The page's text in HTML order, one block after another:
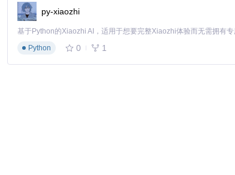
：不要随意修改不了解的配置项，以免影响系统稳定性。
py-xiaozhi
Python
0 1